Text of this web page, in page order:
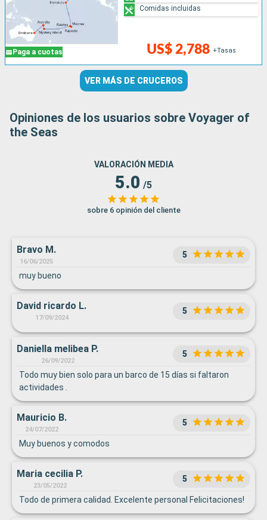
Paga a cuotas US$ 2,788 +Tasas
Comidas incluidas
VER MÁS DE CRUCEROS
Opiniones de los usuarios sobre Voyager of
the Seas
VALORACIÓN MEDIA
5.0 /5
sobre 6 opinión del cliente
Bravo M.
16/06/2025
5
muy bueno
David ricardo L.
17/09/2024
5
Daniella melibea P.
26/09/2022
5
Todo muy bien solo para un barco de 15 días si faltaron
actividades .
Mauricio B.
24/07/2022
5
Muy buenos y comodos
Maria cecilia P.
23/05/2022
5
Todo de primera calidad. Excelente personal Felicitaciones!